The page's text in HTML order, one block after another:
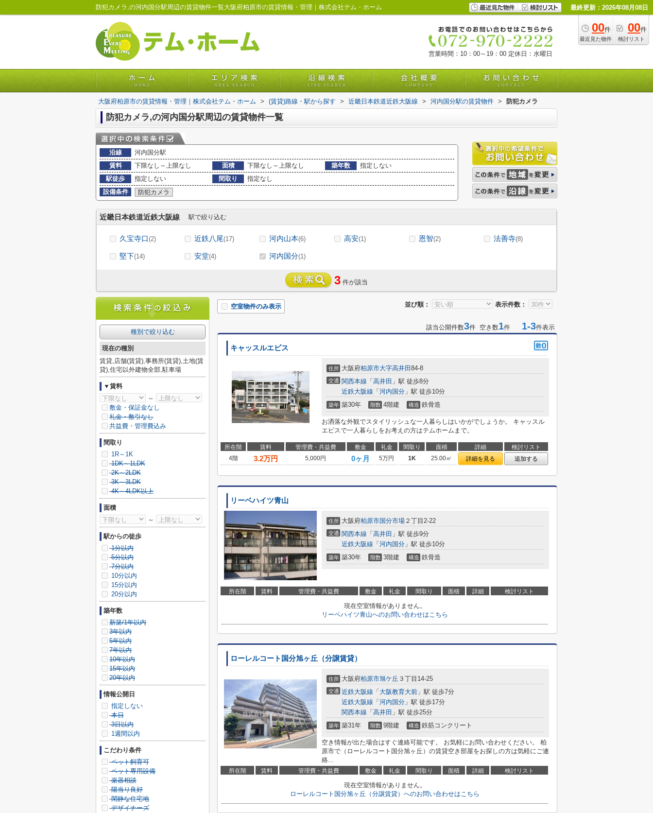
防犯カメラ,の河内国分駅周辺の賃貸物件一覧大阪府柏原市の賃貸情報・管理｜株式会社テム・ホーム 最終更新：2026年08月08日
00件
最近見た物件
00件
検討リスト
営業時間：10：00～19：00 定休日：水曜日
大阪府柏原市の賃貸情報・管理｜株式会社テム・ホーム > (賃貸)路線・駅から探す > 近畿日本鉄道近鉄大阪線 > 河内国分駅の賃貸物件 > 防犯カメラ
防犯カメラ,の河内国分駅周辺の賃貸物件一覧
沿線
河内国分駅
賃料
下限なし～上限なし 面積 下限なし～上限なし 築年数
指定しない
駅徒歩
指定しない 間取り
指定なし
設備条件
防犯カメラ
近畿日本鉄道近鉄大阪線 駅で絞り込む
久宝寺口(2) 近鉄八尾(17) 河内山本(6) 高安(1) 恩智(2) 法善寺(8)
堅下(14) 安堂(4) 河内国分(1)
3 件が該当
並び順： 表示件数：
空室物件のみ表示
該当公開件数3件 空き数1件 1-3件表示
キャッスルエビス
住所 大阪府柏原市大字高井田 84-8
交通 関西本線 「 高井田 」駅 徒歩8分
近鉄大阪線 「 河内国分 」駅 徒歩10分
築年 築30年 階数 4階建 構造 鉄骨造
お洒落な外観でスタイリッシュな一人暮らしはいかがでしょうか。 キャッスル
エビスで一人暮らしをお考えの方はテムホームまで。
所在階 賃料 管理費・共益費 敷金 礼金 間取り 面積 詳細
検討リスト
4階
3.2万円 5,000円 0ヶ月 5万円 1K 25.00㎡ 詳細を見る 追加する
リーベハイツ青山
住所 大阪府柏原市国分市場 ２丁目2-22
交通 関西本線 「 高井田 」駅 徒歩9分
近鉄大阪線 「 河内国分 」駅 徒歩10分
築年 築30年 階数 3階建 構造 鉄骨造
所在階 賃料 管理費・共益費 敷金 礼金 間取り 面積 詳細 検討リスト
現在空室情報がありません。
リーベハイツ青山へのお問い合わせはこちら
ローレルコート国分旭ヶ丘（分譲賃貸）
住所 大阪府柏原市旭ケ丘 ３丁目14-25
交通 近鉄大阪線 「 大阪教育大前 」駅 徒歩7分
近鉄大阪線 「 河内国分 」駅 徒歩17分
関西本線 「 高井田 」駅 徒歩25分
築年 築31年 階数 9階建 構造 鉄筋コンクリート
空き情報が出た場合はすぐ連絡可能です。 お気軽にお問い合わせください。 柏
原市で（ローレルコート国分旭ヶ丘）の賃貸空き部屋をお探しの方は気軽にご連
絡...
所在階 賃料 管理費・共益費 敷金 礼金 間取り 面積 詳細 検討リスト
現在空室情報がありません。
ローレルコート国分旭ヶ丘（分譲賃貸）へのお問い合わせはこちら
種別で絞り込む
現在の種別
賃貸,店舗(賃貸),事務所(賃貸),土地(賃
貸),住宅以外建物全部,駐車場
▼賃料
～
敷金・保証金なし
礼金・敷引なし
共益費・管理費込み
間取り
1R～1K
1DK～1LDK
2K～2LDK
3K～3LDK
4K～4LDK以上
面積
～
駅からの徒歩
1分以内
5分以内
7分以内
10分以内
15分以内
20分以内
築年数
新築/1年以内
3年以内
5年以内
7年以内
10年以内
15年以内
20年以内
情報公開日
指定しない
本日
3日以内
1週間以内
こだわり条件
ペット飼育可
ペット専用設備
楽器相談
陽当り良好
閑静な住宅地
デザイナーズ